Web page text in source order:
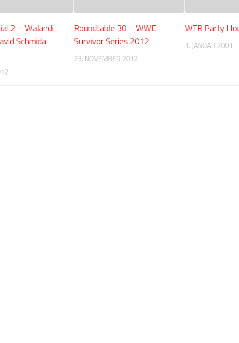
2 – Walandi
Schmida
Roundtable 30 – WWE
Survivor Series 2012
23. NOVEMBER 2012
WTR Party
1. JANUAR 2001